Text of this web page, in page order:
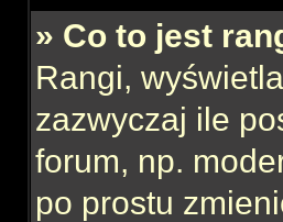
» Co to jest
Rangi,
zazwyczaj ile
forum, np.
po prostu